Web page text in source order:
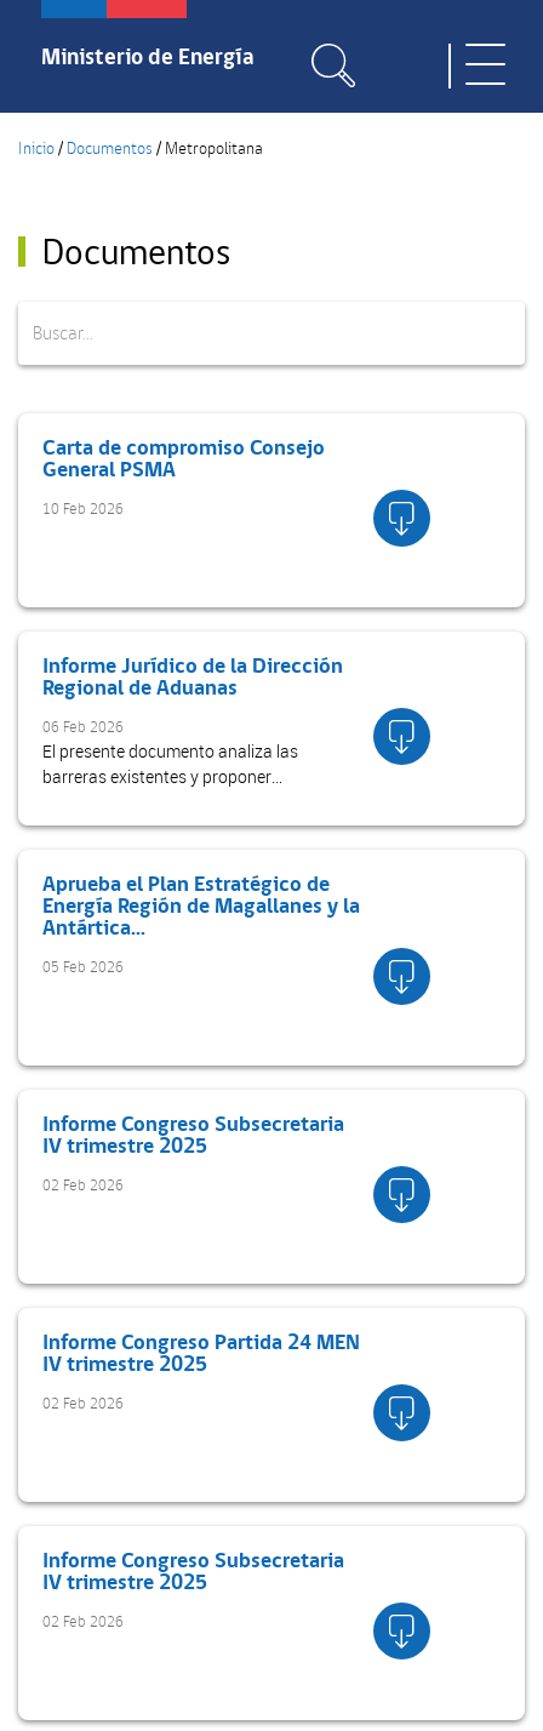
Pasar
contenido
Ministerio de Energía
Inicio/ Documentos / Metropolitana
Documentos
Carta de compromiso Consejo
General PSMA
10 Feb 2026
Informe Jurídico de la Dirección
Regional de Aduanas
06 Feb 2026
El presente documento analiza las
barreras existentes y proponer
paneles fotovoltaicos e incentivar la
componentes de proye...
Aprueba el Plan Estratégico de
Energía Región de Magallanes y la
Antártica...
05 Feb 2026
Informe Congreso Subsecretaria
IV trimestre 2025
02 Feb 2026
Informe Congreso Partida 24 MEN
IV trimestre 2025
02 Feb 2026
Informe Congreso Subsecretaria
IV trimestre 2025
02 Feb 2026